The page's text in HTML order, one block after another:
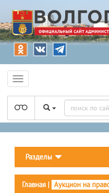
Разделы
Главная | Аукцион на